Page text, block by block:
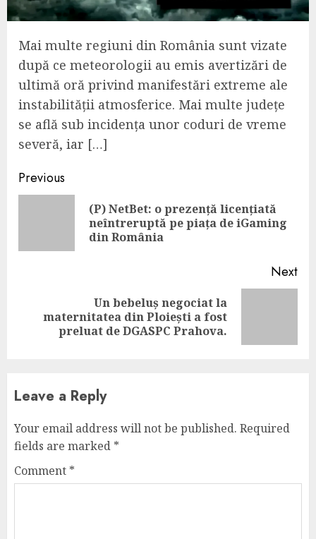
Mai multe regiuni din România sunt vizate
după ce meteorologii au emis avertizări de
ultimă oră privind manifestări extreme ale
instabilității atmosferice. Mai multe județe
se află sub incidența unor coduri de vreme
severă, iar […]
Continue
Reading
Previous
(P) NetBet: o prezență licențiată
neîntreruptă pe piața de iGaming
din România
Next
Next
Un bebeluș negociat la
maternitatea din Ploiești a fost
preluat de DGASPC Prahova.
Leave a Reply
Your email address will not be published. Required
fields are marked *
Comment *